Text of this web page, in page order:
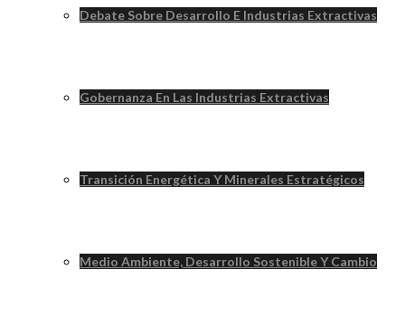
Debate Sobre Desarrollo E Industrias Extractivas
Gobernanza En Las Industrias Extractivas
Transición Energética Y Minerales Estratégicos
Medio Ambiente, Desarrollo Sostenible Y Cambio